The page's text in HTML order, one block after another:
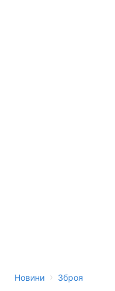
Новини › Зброя